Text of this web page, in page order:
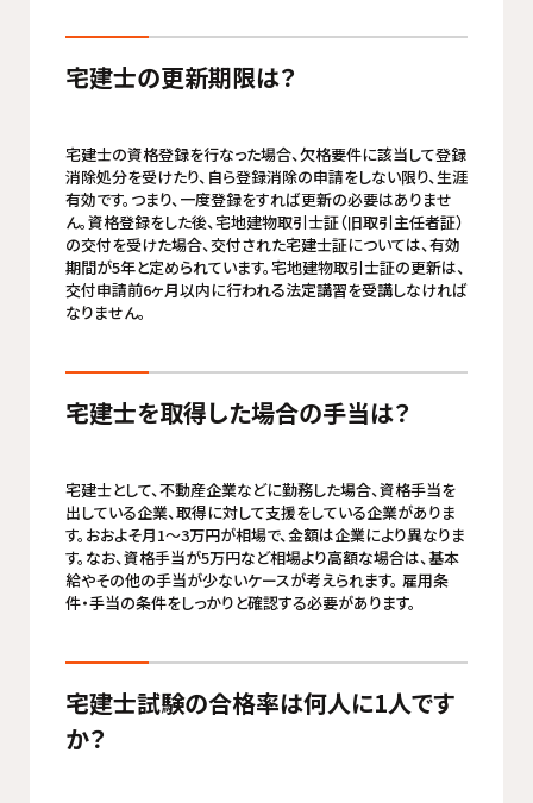
宅建士の更新期限は？
宅建士の資格登録を行なった場合、欠格要件に該当して登録
消除処分を受けたり、自ら登録消除の申請をしない限り、生涯
有効です。つまり、一度登録をすれば更新の必要はありませ
ん。資格登録をした後、宅地建物取引士証（旧取引主任者証）
の交付を受けた場合、交付された宅建士証については、有効
期間が5年と定められています。宅地建物取引士証の更新は、
交付申請前6ヶ月以内に行われる法定講習を受講しなければ
なりません。
宅建士を取得した場合の手当は？
宅建士として、不動産企業などに勤務した場合、資格手当を
出している企業、取得に対して支援をしている企業がありま
す。おおよそ月1～3万円が相場で、金額は企業により異なりま
す。なお、資格手当が5万円など相場より高額な場合は、基本
給やその他の手当が少ないケースが考えられます。 雇用条
件・手当の条件をしっかりと確認する必要があります。
宅建士試験の合格率は何人に1人です
か？